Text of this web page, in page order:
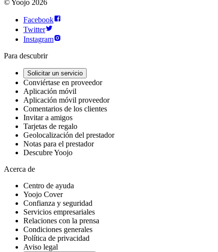
©Yoojo 2026
Facebook
Twitter
Instagram
Para descubrir
Solicitar un servicio
Conviértase en proveedor
Aplicación móvil
Aplicación móvil proveedor
Comentarios de los clientes
Invitar a amigos
Tarjetas de regalo
Geolocalización del prestador
Notas para el prestador
Descubre Yoojo
Acerca de
Centro de ayuda
Yoojo Cover
Confianza y seguridad
Servicios empresariales
Relaciones con la prensa
Condiciones generales
Política de privacidad
Aviso legal